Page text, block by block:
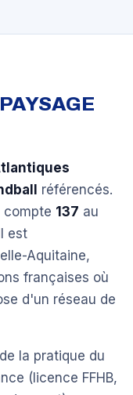
référencés.
compte 137 au
est
Aquitaine,
françaises où
d'un réseau de
la pratique du
(licence FFHB,